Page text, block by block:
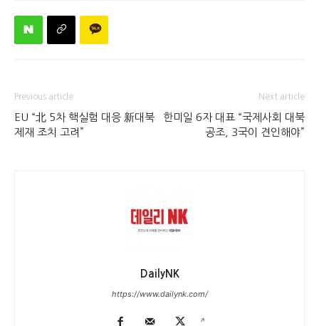
Previous article
EU “北 5차 핵실험 대응 新대북
제재 조치 고려”
Next article
한미일 6자 대표 “국제사회 대북
공조, 3국이 견인해야”
DailyNK
https://www.dailynk.com/